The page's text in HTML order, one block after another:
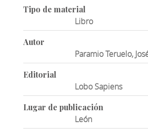
Tipo de material
Libro
Autor
Paramio Teruelo,
Editorial
Lobo Sapiens
Lugar de publicación
León